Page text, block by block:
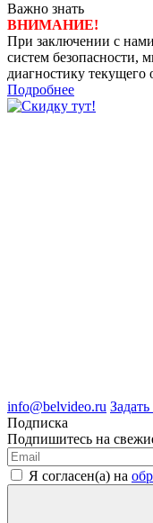
Важно знать
ВНИМАНИЕ!
При заключении с
систем безопасности,
диагностику текущего
Подробнее
info@belvideo.ru
Подписка
Подпишитесь на
Я согласен(а) на